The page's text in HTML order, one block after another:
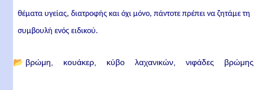
θέματα υγείας, διατροφής και όχι μόνο, πάντοτε πρέπει να ζητάμε τη
συμβουλή ενός ειδικού.
📂 βρώμη κουάκερ κύβο λαχανικών νιφάδες βρώμης